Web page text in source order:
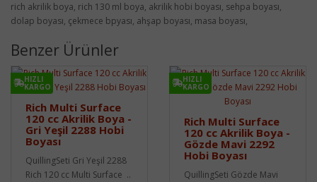
rich akrilik boya, rich 130 ml boya, akrilik hobi boyası, sehpa boyası,
dolap boyası, çekmece bpyası, ahşap boyası, masa boyası,
Benzer Ürünler
HIZLI
KARGO
Rich Multi Surface
120 cc Akrilik Boya -
Gri Yeşil 2288 Hobi
Boyası
QuillingSeti Gri Yeşil 2288
Rich 120 cc Multi Surface ..
HIZLI
KARGO
Rich Multi Surface
120 cc Akrilik Boya -
Gözde Mavi 2292
Hobi Boyası
QuillingSeti Gözde Mavi